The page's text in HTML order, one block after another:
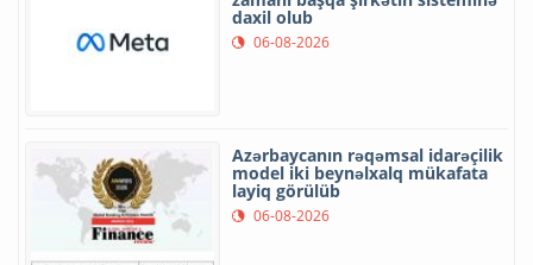
daxil olub
06-08-2026
Azərbaycanın rəqəmsal idarəçilik
model iki beynəlxalq mükafata
layiq görülüb
06-08-2026